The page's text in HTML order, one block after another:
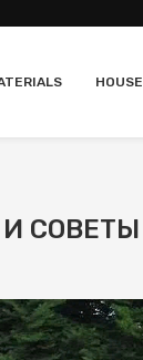
HOUSE
СОВЕТЫ